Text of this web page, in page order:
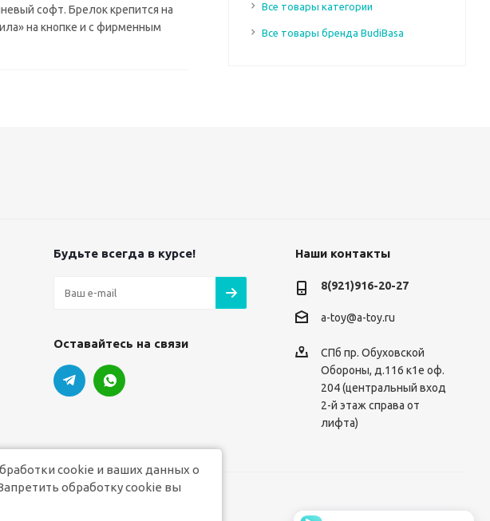
софт. Брелок крепится на
на кнопке и с фирменным
Все товары категории
Все товары бренда BudiBasa
Будьте всегда в курсе!
Оставайтесь на связи
Наши контакты
8(921)916-20-27
a-toy@a-toy.ru
СПб пр. Обуховской
Обороны, д.116 к1е оф.
204 (центральный вход
2-й этаж справа от
лифта)
cookie и ваших данных о
обработку cookie вы